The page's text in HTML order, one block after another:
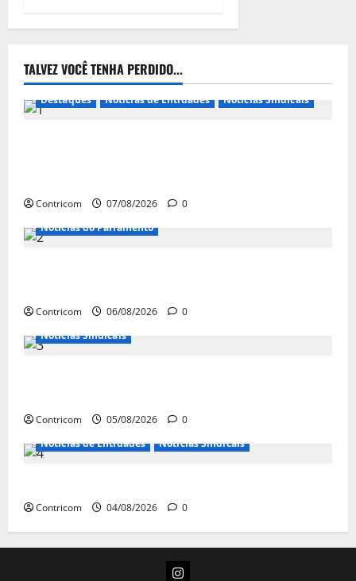
TALVEZ VOCÊ TENHA PERDIDO...
Destaques Notícias de Entidades Notícias Sindicais
Contricom 07/08/2026
0
Notícias do Parlamento
Contricom 06/08/2026
0
Notícias Sindicais
Contricom 05/08/2026
0
Notícias de Entidades
Notícias Sindicais
Contricom 04/08/2026 0
Instagram